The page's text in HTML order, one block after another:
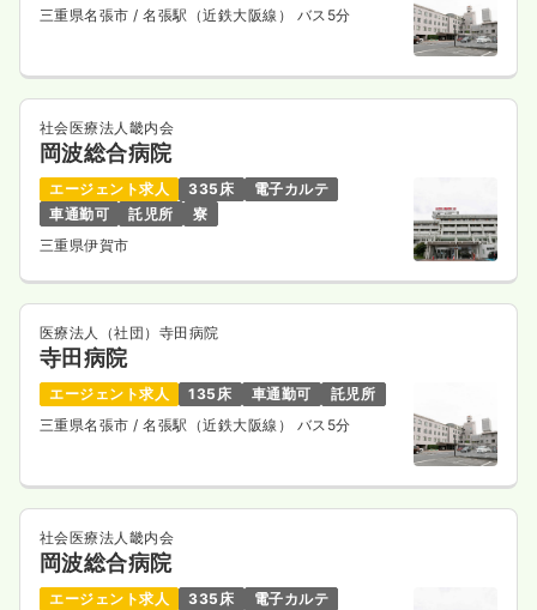
三重県名張市/ 名張駅（近鉄大阪線） バス5分
社会医療法人畿内会
岡波総合病院
エージェント求人 335床
電子カルテ
車通勤可
託児所
寮
三重県伊賀市
医療法人（社団）寺田病院
寺田病院
エージェント求人 135床 車通勤可
託児所
三重県名張市/ 名張駅（近鉄大阪線） バス5分
社会医療法人畿内会
岡波総合病院
エージェント求人 335床
電子カルテ